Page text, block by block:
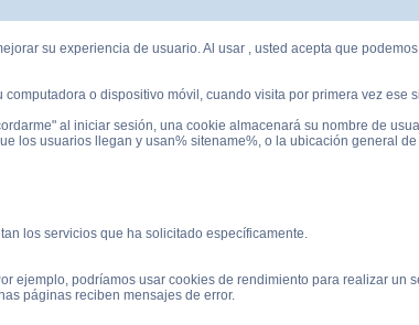
su experiencia de usuario. Al usar , usted acepta que
o dispositivo móvil, cuando visita por primera vez ese
al iniciar sesión, una cookie almacenará su nombre de
los usuarios llegan y usan% sitename%, o la ubicación general
los servicios que ha solicitado específicamente.
ejemplo, podríamos usar cookies de rendimiento para realizar un
páginas reciben mensajes de error.